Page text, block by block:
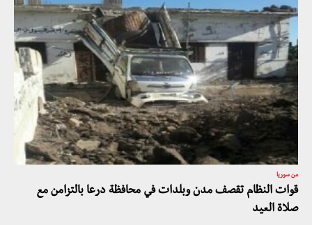
من سوريا
قوات النظام تقصف مدن وبلدات في محافظة درعا بالتزامن مع
صلاة العيد